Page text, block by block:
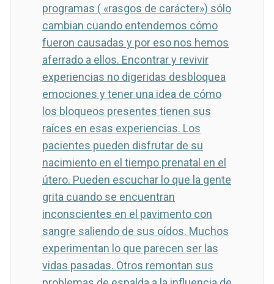
programas ( «rasgos de carácter») sólo
cambian cuando entendemos cómo
fueron causadas y por eso nos hemos
aferrado a ellos. Encontrar y revivir
experiencias no digeridas desbloquea
emociones y tener una idea de cómo
los bloqueos presentes tienen sus
raíces en esas experiencias. Los
pacientes pueden disfrutar de su
nacimiento en el tiempo prenatal en el
útero. Pueden escuchar lo que la gente
grita cuando se encuentran
inconscientes en el pavimento con
sangre saliendo de sus oídos. Muchos
experimentan lo que parecen ser las
vidas pasadas. Otros remontan sus